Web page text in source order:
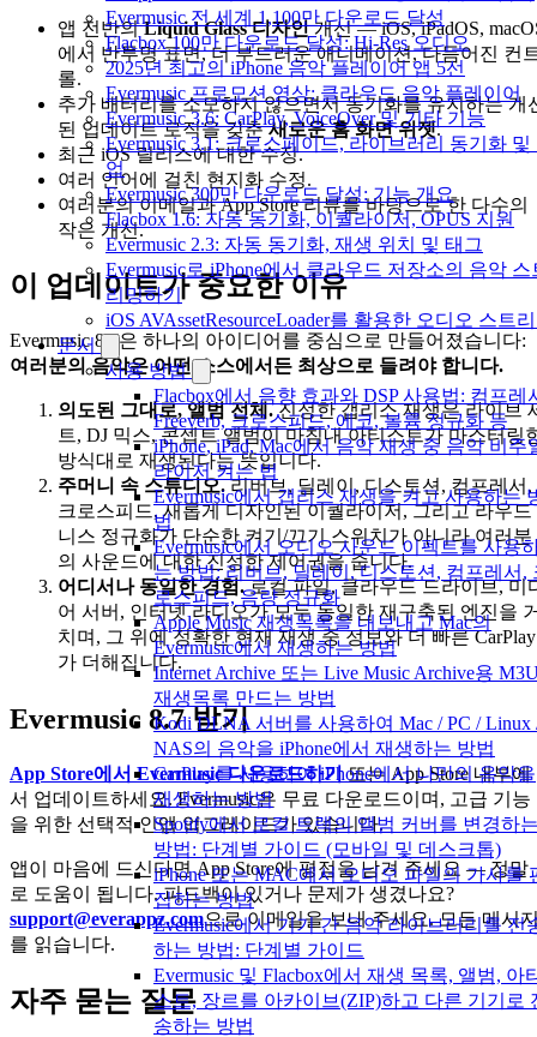
Evermusic 전 세계 1,100만 다운로드 달성
Flacbox 100만 다운로드 달성: Hi-Res 오디오
2025년 최고의 iPhone 음악 플레이어 앱 5선
Evermusic 프로모션 영상: 클라우드 음악 플레이어
Evermusic 3.6: CarPlay, VoiceOver 및 기타 기능
Evermusic 3.1: 크로스페이드, 라이브러리 동기화 및
업
Evermusic 300만 다운로드 달성: 기능 개요
Flacbox 1.6: 자동 동기화, 이퀄라이저, OPUS 지원
Evermusic 2.3: 자동 동기화, 재생 위치 및 태그
Evermusic로 iPhone에서 클라우드 저장소의 음악 스
리밍하기
iOS AVAssetResourceLoader를 활용한 오디오 스트
문서
사용 방법
Flacbox에서 음향 효과와 DSP 사용법: 컴프레
Freeverb, 크로스피드, 에코, 볼륨 정규화 등
iPhone, iPad, Mac에서 음악 재생 중 음악 비주
라이저 켜는 법
Evermusic에서 갭리스 재생을 켜고 사용하는
법
Evermusic에서 오디오 사운드 이펙트를 사용
는 방법: 리버브, 딜레이, 디스토션, 컴프레서,
로스피드, 음량 정규화
Apple Music 재생목록을 내보내고 Mac의
Evermusic에서 재생하는 방법
Internet Archive 또는 Live Music Archive용
재생목록 만드는 방법
Kodi DLNA 서버를 사용하여 Mac / PC / Linux
NAS의 음악을 iPhone에서 재생하는 방법
CarPlay를 사용하여 iPhone에서 나만의 음악을
재생하는 방법
Spotify에서 로컬 트랙의 앨범 커버를 변경하
방법: 단계별 가이드 (모바일 및 데스크톱)
iPhone 또는 MAC에서 오디오 파일의 가사를
집하는 방법
Evermusic에서 기기 간 음악 라이브러리를 전
하는 방법: 단계별 가이드
Evermusic 및 Flacbox에서 재생 목록, 앨범, 아
스트, 장르를 아카이브(ZIP)하고 다른 기기로
송하는 방법
앱 전반의Liquid Glass 디자인개선 — iOS, iPadOS,
에서 반투명 표면, 더 부드러운 애니메이션, 다듬어진 컨
롤.
추가 배터리를 소모하지 않으면서 동기화를 유지하는 개
된 업데이트 로직을 갖춘새로운 홈 화면 위젯.
최근 iOS 릴리스에 대한 수정.
여러 언어에 걸친 현지화 수정.
여러분의 이메일과 App Store 리뷰를 바탕으로 한 다수의
작은 개선.
이 업데이트가 중요한 이유
Evermusic 8.7은 하나의 아이디어를 중심으로 만들어졌습니다:
여러분의 음악은 어떤 소스에서든 최상으로 들려야 합니다.
의도된 그대로, 앨범 전체.진정한 갭리스 재생은 라이브
트, DJ 믹스, 콘셉트 앨범이 마침내 아티스트가 마스터링
방식대로 재생된다는 뜻입니다.
주머니 속 스튜디오.리버브, 딜레이, 디스토션, 컴프레서,
크로스피드, 새롭게 디자인된 이퀄라이저, 그리고 라우드
니스 정규화가 단순한 켜기/끄기 스위치가 아니라 여러분
의 사운드에 대한 진정한 제어권을 줍니다.
어디서나 동일한 경험.로컬 파일, 클라우드 드라이브, 미
어 서버, 인터넷 라디오가 모두 동일한 재구축된 엔진을
치며, 그 위에 정확한 현재 재생 중 정보와 더 빠른 CarPlay
가 더해집니다.
Evermusic 8.7 받기
App Store에서 Evermusic 다운로드하기또는 App Store 내부에
서 업데이트하세요. Evermusic은 무료 다운로드이며, 고급 기능
을 위한 선택적 인앱 업그레이드가 있습니다.
앱이 마음에 드신다면 App Store에 평점을 남겨 주세요 — 정말
로 도움이 됩니다. 피드백이 있거나 문제가 생겼나요?
support@everappz.com으로 이메일을 보내 주세요. 모든 메시
를 읽습니다.
자주 묻는 질문